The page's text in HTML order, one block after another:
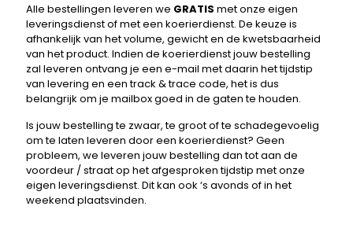
Alle bestellingen leveren we GRATIS met onze eigen
leveringsdienst of met een koerierdienst. De keuze is
afhankelijk van het volume, gewicht en de kwetsbaarheid
van het product. Indien de koerierdienst jouw bestelling
zal leveren ontvang je een e-mail met daarin het tijdstip
van levering en een track & trace code, het is dus
belangrijk om je mailbox goed in de gaten te houden.
Is jouw bestelling te zwaar, te groot of te schadegevoelig
om te laten leveren door een koerierdienst? Geen
probleem, we leveren jouw bestelling dan tot aan de
voordeur / straat op het afgesproken tijdstip met onze
eigen leveringsdienst. Dit kan ook ‘s avonds of in het
weekend plaatsvinden.